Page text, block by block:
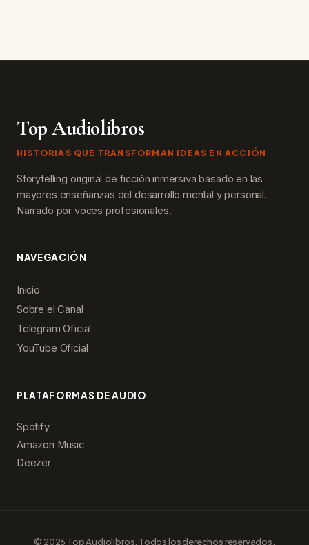
Top Audiolibros
HISTORIAS QUE TRANSFORMAN IDEAS EN ACCIÓN
Storytelling original de ficción inmersiva basado en las
mayores enseñanzas del desarrollo mental y personal.
Narrado por voces profesionales.
NAVEGACIÓN
Inicio
Sobre el Canal
Telegram Oficial
YouTube Oficial
PLATAFORMAS DE AUDIO
Spotify
Amazon Music
Deezer
© 2026 Top Audiolibros. Todos los derechos reservados.